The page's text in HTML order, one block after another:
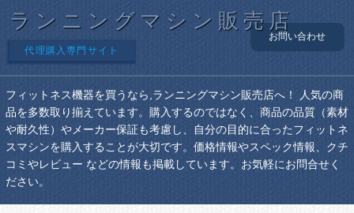
ランニングマシン販売店
代理購入専門サイト
お問い合わせ
フィットネス機器を買うなら,ランニングマシン販売店へ！ 人気の商
品を多数取り揃えています。購入するのではなく、商品の品質（素材
や耐久性）やメーカー保証も考慮し、自分の目的に合ったフィットネ
スマシンを購入することが大切です。価格情報やスペック情報、クチ
コミやレビュー などの情報も掲載しています。お気軽にお問合せく
ださい。